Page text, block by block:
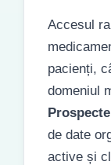
Accesul
pacienți,
domeniul
de date
active și